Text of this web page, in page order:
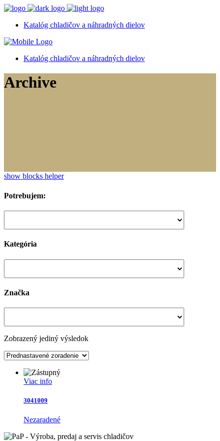
Katalóg chladičov a náhradných dielov
Katalóg chladičov a náhradných dielov
Archive
show blocks helper
Potrebujem:
Kategória
Značka
Zobrazený jediný výsledok
Viac info
3041009
Nezaradené